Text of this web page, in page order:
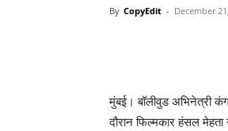
By CopyEdit - December
मुंबई। बॉलीवुड अभिनेत्री
दौरान फिल्‍मकार हंसल